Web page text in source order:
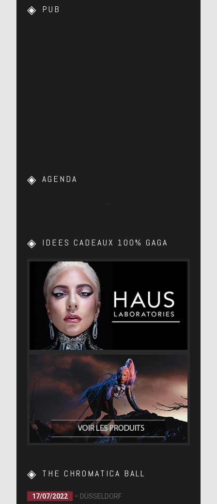
PUB
AGENDA
IDEES CADEAUX 100% GAGA
THE CHROMATICA BALL
17/07/2022
– DÜSSELDORF